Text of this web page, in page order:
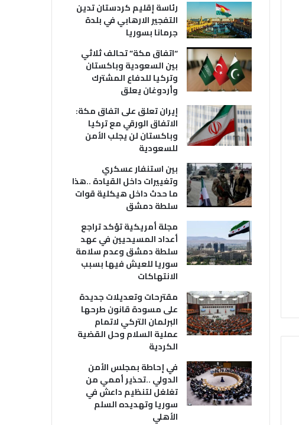
رئاسة إقليم كردستان تدين
التفجير الارهابي في بلدة
جرمانا بسوريا
“اتفاق مكة” تحالف ثلاثي
بين السعودية وباكستان
وتركيا للدفاع المشترك
وأردوغان يعلق
إيران تعلق على اتفاق مكة:
الاتفاق الورقي مع تركيا
وباكستان لن يجلب الأمن
للسعودية
بين استنفار عسكري
وتغييرات داخل القيادة ..هذا
ما حدث داخل هيكلية قوات
سلطة دمشق
مجلة أمريكية تؤكد تراجع
أعداد المسيحيين في عهد
سلطة دمشق وعدم سلامة
سوريا للعيش فيها بسبب
الانتهاكات
مقترحات وتعديلات جديدة
على مسودة قانون طرحها
البرلمان التركي لاتمام
عملية السلام وحل القضية
الكردية
في إحاطة بمجلس الأمن
الدولي ..تحذير أممي من
تغلغل لتنظيم داعش في
سوريا وتهديده السلم
الأهلي